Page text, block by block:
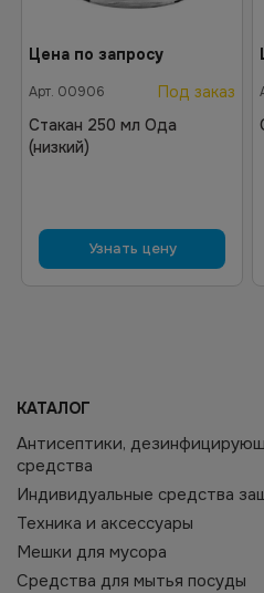
Цена по запросу
Арт. 00906
Под заказ
Стакан 250 мл Ода
(низкий)
Узнать цену
КАТАЛОГ
Антисептики,
средства
Индивидуальные средства
Техника и аксессуары
Мешки для мусора
Средства для мытья посуды